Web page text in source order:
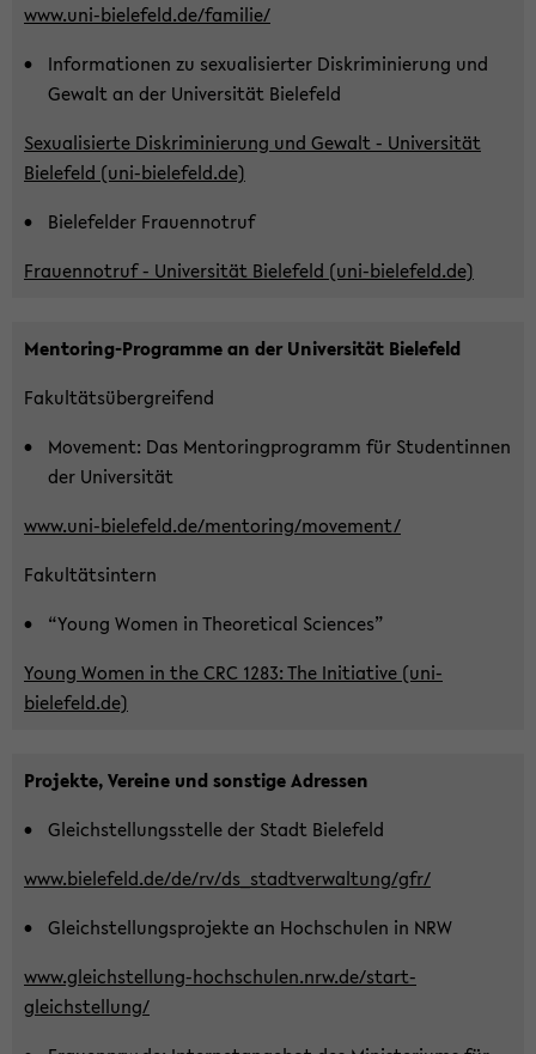
www.uni-​bielefeld.de/fa­mi­lie/
In­for­ma­tio­nen zu se­xua­li­sier­ter Dis­kri­mi­nie­rung und
Ge­walt an der Uni­ver­si­tät Bie­le­feld
Se­xua­li­sier­te Dis­kri­mi­nie­rung und Ge­walt - Uni­ver­si­tät
Bie­le­feld (uni-​bielefeld.de)
Bie­le­fel­der Frau­en­not­ruf
Frau­en­not­ruf - Uni­ver­si­tät Bie­le­feld (uni-​bielefeld.de)
Mentoring-​Programme an der Uni­ver­si­tät Bie­le­feld
Fa­kul­täts­über­grei­fend
Mo­vement: Das Men­to­ring­pro­gramm für Stu­den­tin­nen
der Uni­ver­si­tät
www.uni-​bielefeld.de/men­to­ring/mo­vement/
Fa­kul­täts­in­tern
“Young Women in Theo­re­ti­cal Sci­en­ces”
Young Women in the CRC 1283: The In­itia­ti­ve (uni-​
bielefeld.de)
Pro­jek­te, Ver­ei­ne und sons­ti­ge Adres­sen
Gleich­stel­lungs­stel­le der Stadt Bie­le­feld
www.bie­le­feld.de/de/rv/ds_­stadt­ver­wal­tung/gfr/
Gleich­stel­lungs­pro­jek­te an Hoch­schu­len in NRW
www.gleichstellung-​hochschulen.nrw.de/start-​
gleichstellung/